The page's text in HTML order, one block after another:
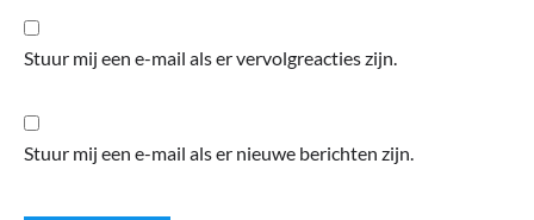
Stuur mij een e-mail als er vervolgreacties zijn.
Stuur mij een e-mail als er nieuwe berichten zijn.